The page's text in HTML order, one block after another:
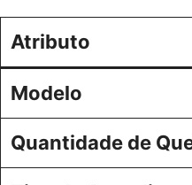
Atributo
Modelo
Quantidade de